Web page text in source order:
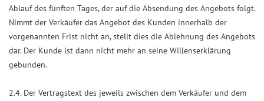
Ablauf des fünften Tages, der auf die Absendung des Angebots folgt.
Nimmt der Verkäufer das Angebot des Kunden innerhalb der
vorgenannten Frist nicht an, stellt dies die Ablehnung des Angebots
dar. Der Kunde ist dann nicht mehr an seine Willenserklärung
gebunden.
2.4. Der Vertragstext des jeweils zwischen dem Verkäufer und dem